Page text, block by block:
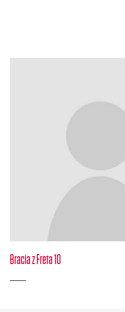
Bracia z Freta 10